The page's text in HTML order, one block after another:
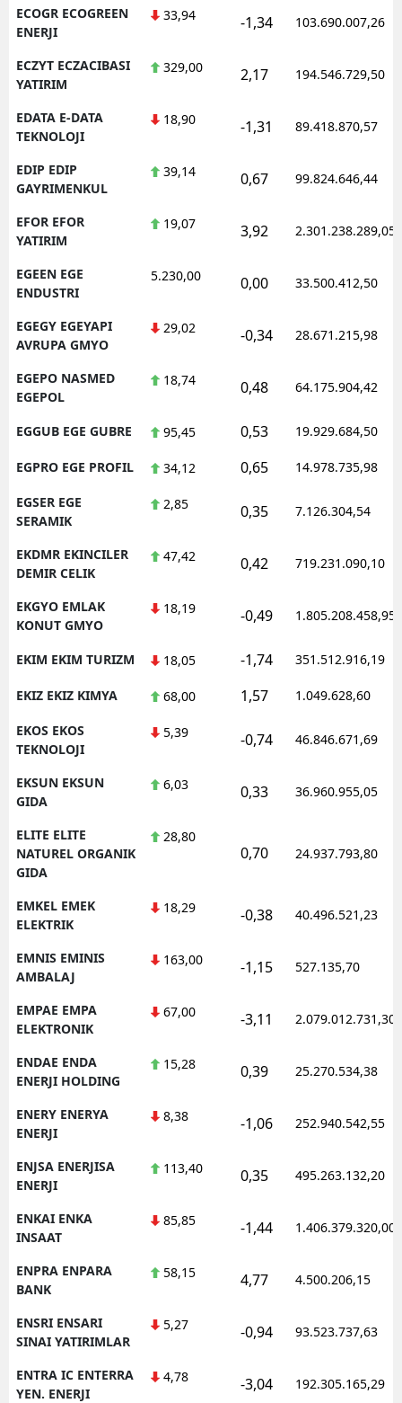
ECOGR ECOGREEN
ENERJI
33,94 -1,34 103.690.007,26
ECZYT ECZACIBASI
YATIRIM
329,00 2,17 194.546.729,50
EDATA E-DATA
TEKNOLOJI
18,90 -1,31 89.418.870,57
EDIP EDIP
GAYRIMENKUL
39,14 0,67 99.824.646,44
EFOR EFOR
YATIRIM
19,07 3,92 2.301.238.289,05
EGEEN EGE
ENDUSTRI
5.230,00 0,00 33.500.412,50
EGEGY EGEYAPI
AVRUPA GMYO
29,02 -0,34 28.671.215,98
EGEPO NASMED
EGEPOL
18,74 0,48 64.175.904,42
EGGUB EGE GUBRE 95,45 0,53 19.929.684,50
EGPRO EGE PROFIL 34,12 0,65 14.978.735,98
EGSER EGE
SERAMIK
2,85 0,35 7.126.304,54
EKDMR EKINCILER
DEMIR CELIK
47,42 0,42 719.231.090,10
EKGYO EMLAK
KONUT GMYO
18,19 -0,49 1.805.208.458,95
EKIM EKIM TURIZM 18,05 -1,74 351.512.916,19
EKIZ EKIZ KIMYA 68,00 1,57 1.049.628,60
EKOS EKOS
TEKNOLOJI
5,39 -0,74 46.846.671,69
EKSUN EKSUN
GIDA
6,03 0,33 36.960.955,05
ELITE ELITE
NATUREL ORGANIK
GIDA
28,80
0,70 24.937.793,80
EMKEL EMEK
ELEKTRIK
18,29 -0,38 40.496.521,23
EMNIS EMINIS
AMBALAJ
163,00 -1,15 527.135,70
EMPAE EMPA
ELEKTRONIK
67,00 -3,11 2.079.012.731,30
ENDAE ENDA
ENERJI HOLDING
15,28 0,39 25.270.534,38
ENERY ENERYA
ENERJI
8,38 -1,06 252.940.542,55
ENJSA ENERJISA
ENERJI
113,40 0,35 495.263.132,20
ENKAI ENKA
INSAAT
85,85 -1,44 1.406.379.320,00
ENPRA ENPARA
BANK
58,15 4,77 4.500.206,15
ENSRI ENSARI
SINAI YATIRIMLAR
5,27 -0,94 93.523.737,63
ENTRA IC ENTERRA
YEN. ENERJI
4,78 -3,04 192.305.165,29